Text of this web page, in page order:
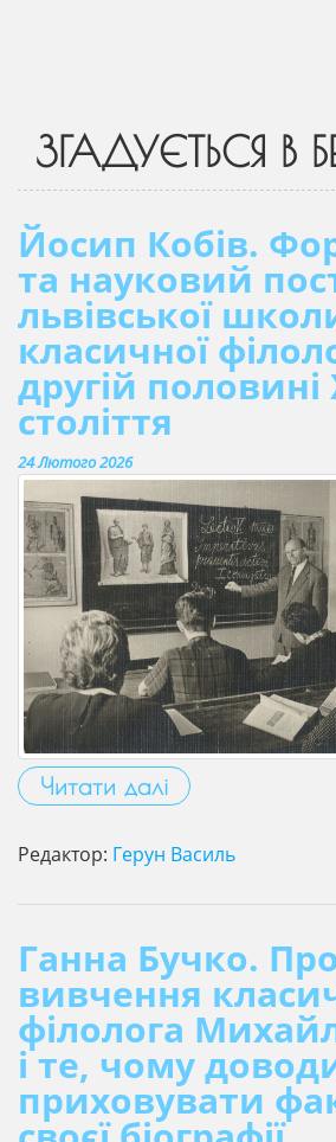
ЗГАДУЄТЬСЯ В
Йосип Кобів.
та науковий
львівської
класичної
другій половині
століття
24 Лютого 2026
Читати далі
Редактор: Герун Василь
Ганна Бучко.
вивчення
філолога
і те, чому
приховувати